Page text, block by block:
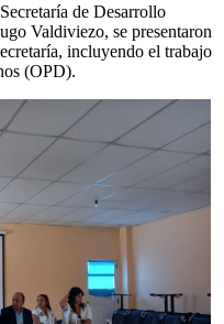
de Desarrollo
Valdiviezo, se presentaron
incluyendo el trabajo
(OPD).